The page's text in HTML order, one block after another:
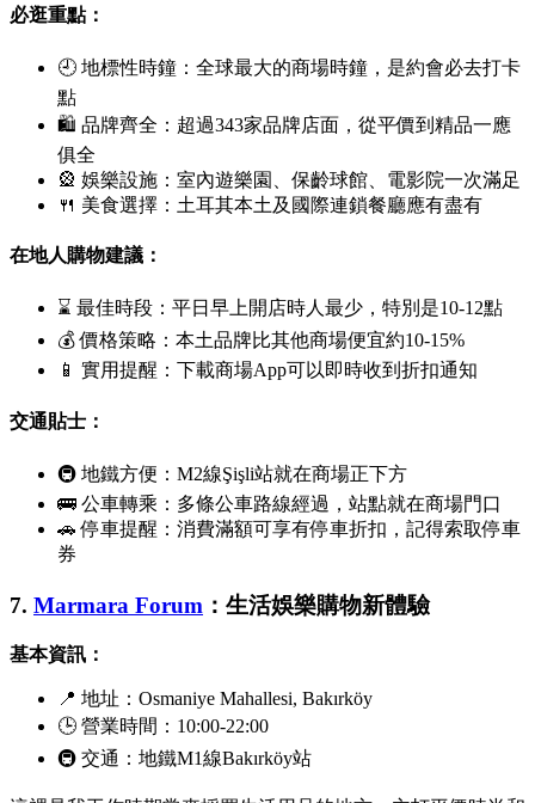
必逛重點：
🕘 地標性時鐘：全球最大的商場時鐘，是約會必去打卡
點
🛍 品牌齊全：超過343家品牌店面，從平價到精品一應
俱全
🎡 娛樂設施：室內遊樂園、保齡球館、電影院一次滿足
🍴 美食選擇：土耳其本土及國際連鎖餐廳應有盡有
在地人購物建議：
⌛ 最佳時段：平日早上開店時人最少，特別是10-12點
💰 價格策略：本土品牌比其他商場便宜約10-15%
📱 實用提醒：下載商場App可以即時收到折扣通知
交通貼士：
🚇 地鐵方便：M2線Şişli站就在商場正下方
🚌 公車轉乘：多條公車路線經過，站點就在商場門口
🚗 停車提醒：消費滿額可享有停車折扣，記得索取停車
券
7. Marmara Forum ：生活娛樂購物新體驗
基本資訊：
📍 地址： Osmaniye Mahallesi, Bakırköy
🕒 營業時間：10:00-22:00
🚇 交通：地鐵M1線Bakırköy站